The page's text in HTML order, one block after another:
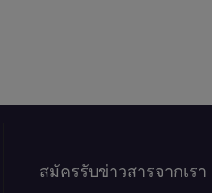
สมัครรับข่าวสารจากเรา